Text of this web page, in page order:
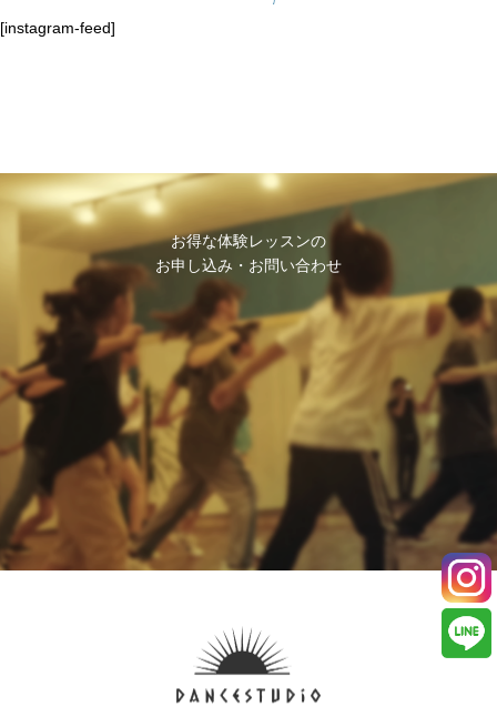
[instagram-feed]
お得な体験レッスンの
お申し込み・お問い合わせ